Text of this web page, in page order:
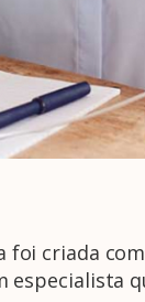
foi criada